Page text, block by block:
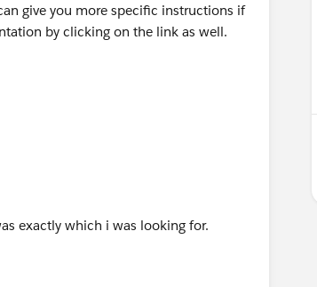
give you more specific instructions if
by clicking on the link as well.
exactly which i was looking for.